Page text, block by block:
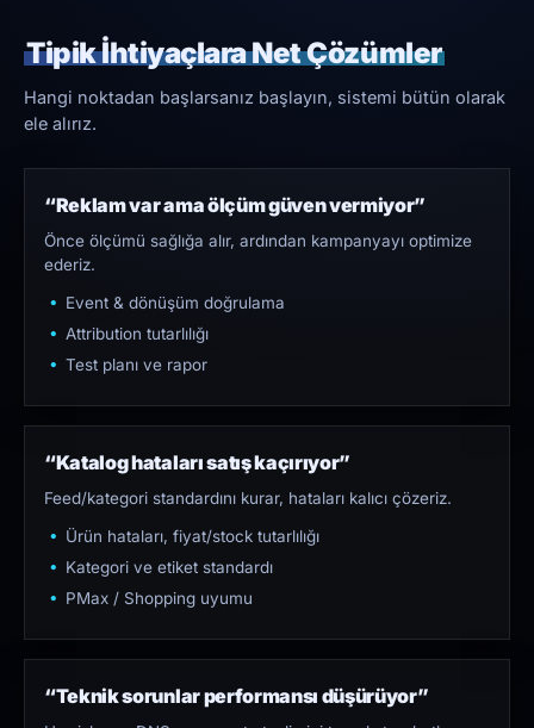
Tipik İhtiyaçlara Net Çözümler
Hangi noktadan başlarsanız başlayın, sistemi bütün olarak
ele alırız.
“Reklam var ama ölçüm güven vermiyor”
Önce ölçümü sağlığa alır, ardından kampanyayı optimize
ederiz.
Event & dönüşüm doğrulama
Attribution tutarlılığı
Test planı ve rapor
“Katalog hataları satış kaçırıyor”
Feed/kategori standardını kurar, hataları kalıcı çözeriz.
Ürün hataları, fiyat/stock tutarlılığı
Kategori ve etiket standardı
PMax / Shopping uyumu
“Teknik sorunlar performansı düşürüyor”